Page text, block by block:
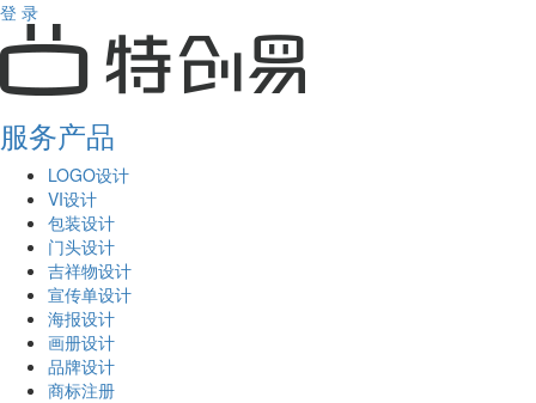
登 录
服务产品
LOGO设计
VI设计
包装设计
门头设计
吉祥物设计
宣传单设计
海报设计
画册设计
品牌设计
商标注册